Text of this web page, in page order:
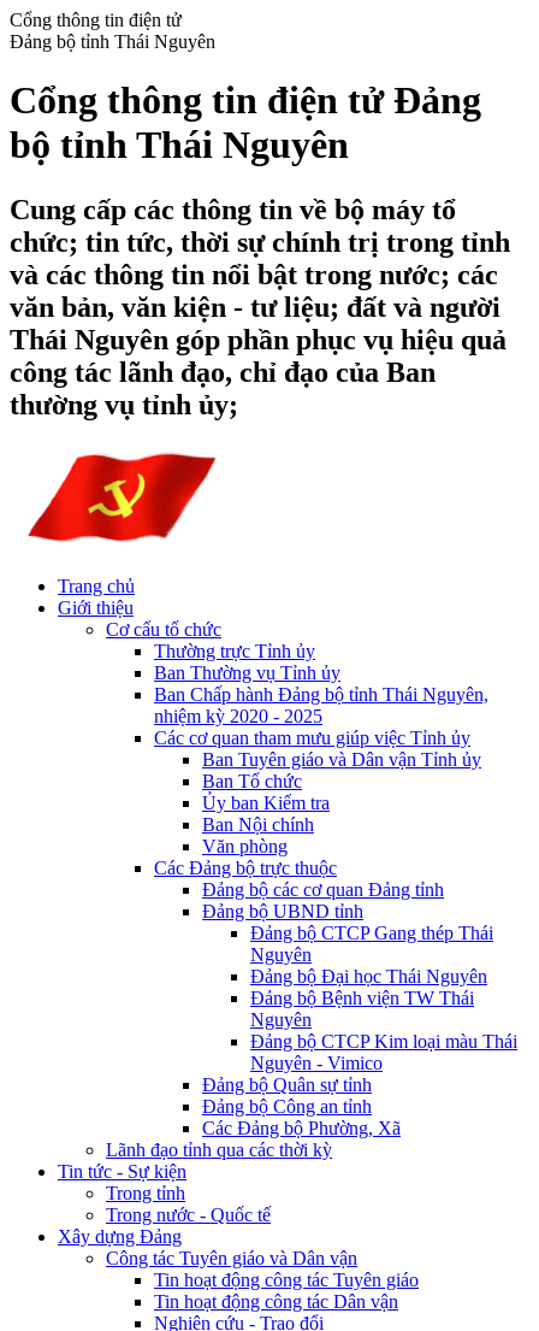
Cổng thông tin điện tử
Đảng bộ tỉnh Thái Nguyên
Cổng thông tin điện tử Đảng
bộ tỉnh Thái Nguyên
Cung cấp các thông tin về bộ máy tổ
chức; tin tức, thời sự chính trị trong tỉnh
và các thông tin nổi bật trong nước; các
văn bản, văn kiện - tư liệu; đất và người
Thái Nguyên góp phần phục vụ hiệu quả
công tác lãnh đạo, chỉ đạo của Ban
thường vụ tỉnh ủy;
Trang chủ
Giới thiệu
Cơ cấu tổ chức
Thường trực Tỉnh ủy
Ban Thường vụ Tỉnh ủy
Ban Chấp hành Đảng bộ tỉnh Thái Nguyên,
nhiệm kỳ 2020 - 2025
Các cơ quan tham mưu giúp việc Tỉnh ủy
Ban Tuyên giáo và Dân vận Tỉnh ủy
Ban Tổ chức
Ủy ban Kiểm tra
Ban Nội chính
Văn phòng
Các Đảng bộ trực thuộc
Đảng bộ các cơ quan Đảng tỉnh
Đảng bộ UBND tỉnh
Đảng bộ CTCP Gang thép Thái
Nguyên
Đảng bộ Đại học Thái Nguyên
Đảng bộ Bệnh viện TW Thái
Nguyên
Đảng bộ CTCP Kim loại màu Thái
Nguyên - Vimico
Đảng bộ Quân sự tỉnh
Đảng bộ Công an tỉnh
Các Đảng bộ Phường, Xã
Lãnh đạo tỉnh qua các thời kỳ
Tin tức - Sự kiện
Trong tỉnh
Trong nước - Quốc tế
Xây dựng Đảng
Công tác Tuyên giáo và Dân vận
Tin hoạt động công tác Tuyên giáo
Tin hoạt động công tác Dân vận
Nghiên cứu - Trao đổi